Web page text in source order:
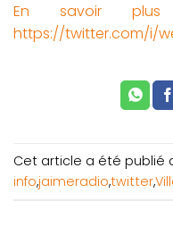
En savoir
https://twitter.com/i/
Cet article a été publié
info,jaimeradio,twitter,